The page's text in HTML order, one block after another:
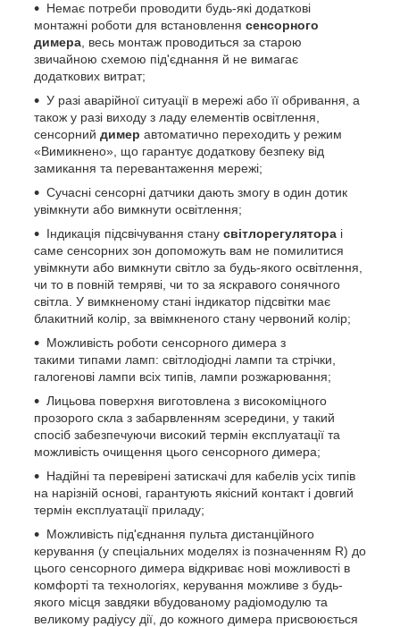
Немає потреби проводити будь-які додаткові
монтажні роботи для встановлення сенсорного
димера , весь монтаж проводиться за старою
звичайною схемою під'єднання й не вимагає
додаткових витрат;
У разі аварійної ситуації в мережі або її обривання, а
також у разі виходу з ладу елементів освітлення,
сенсорний димер автоматично переходить у режим
«Вимикнено», що гарантує додаткову безпеку від
замикання та перевантаження мережі;
Сучасні сенсорні датчики дають змогу в один дотик
увімкнути або вимкнути освітлення;
Індикація підсвічування стану світлорегулятора і
саме сенсорних зон допоможуть вам не помилитися
увімкнути або вимкнути світло за будь-якого освітлення,
чи то в повній темряві, чи то за яскравого сонячного
світла. У вимкненому стані індикатор підсвітки має
блакитний колір, за ввімкненого стану червоний колір;
Можливість роботи сенсорного димера з
такими типами ламп: світлодіодні лампи та стрічки,
галогенові лампи всіх типів, лампи розжарювання;
Лицьова поверхня виготовлена з високоміцного
прозорого скла з забарвленням зсередини, у такий
спосіб забезпечуючи високий термін експлуатації та
можливість очищення цього сенсорного димера;
Надійні та перевірені затискачі для кабелів усіх типів
на нарізній основі, гарантують якісний контакт і довгий
термін експлуатації приладу;
Можливість під'єднання пульта дистанційного
керування (у спеціальних моделях із позначенням R) до
цього сенсорного димера відкриває нові можливості в
комфорті та технологіях, керування можливе з будь-
якого місця завдяки вбудованому радіомодулю та
великому радіусу дії, до кожного димера присвоюється